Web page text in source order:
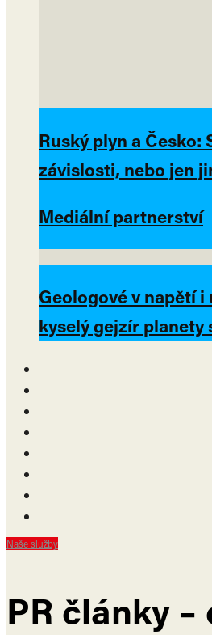
Ruský plyn a Česko:
závislosti, nebo jen
Mediální partnerství
Geologové v napětí
kyselý gejzír planety
Naše služby
PR články –